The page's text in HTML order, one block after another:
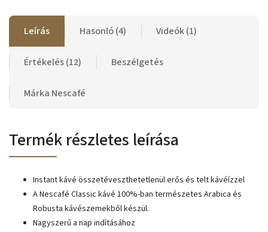
Leírás Hasonló (4) Videók (1)
Értékelés (12) Beszélgetés
Márka Nescafé
Termék részletes leírása
Instant kávé összetéveszthetetlenül erős és telt kávéízzel
A Nescafé Classic kávé 100%-ban természetes Arabica és
Robusta kávészemekből készül.
Nagyszerű a nap indításához